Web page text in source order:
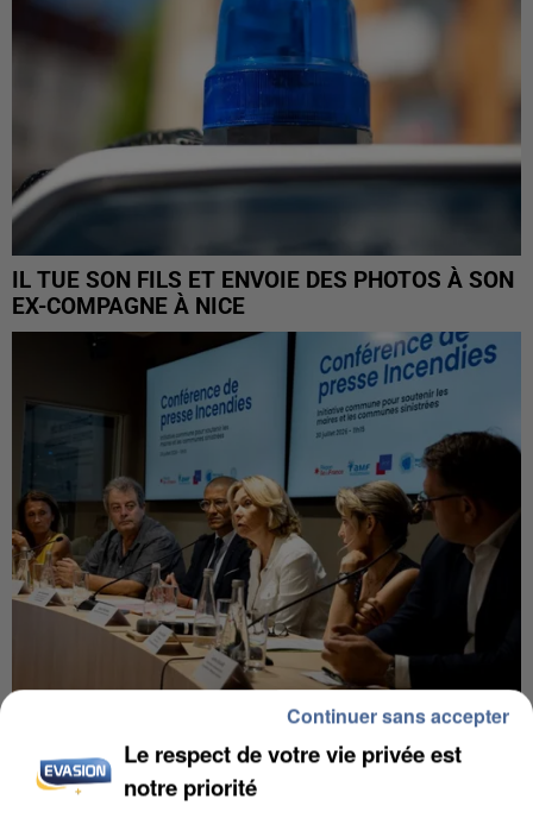
IL TUE SON FILS ET ENVOIE DES PHOTOS À SON
EX-COMPAGNE À NICE
DE SOLIDARITÉ AVEC LES...
Le respect de votre vie privée est
notre priorité
Continuer sans accepter